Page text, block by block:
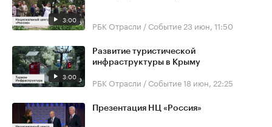
3:00 РБК Отрасли / Событие 23 июн, 11:50
3:00
Развитие туристической
инфраструктуры в Крыму
РБК Отрасли / Событие18 июн, 22:25
Презентация НЦ «Россия»